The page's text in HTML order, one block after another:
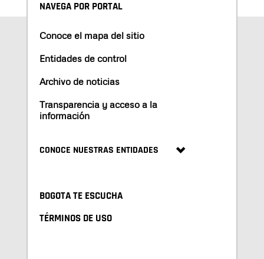
NAVEGA POR PORTAL
Conoce el mapa del sitio
Entidades de control
Archivo de noticias
Transparencia y acceso a la
información
CONOCE NUESTRAS ENTIDADES
BOGOTA TE ESCUCHA
TÉRMINOS DE USO